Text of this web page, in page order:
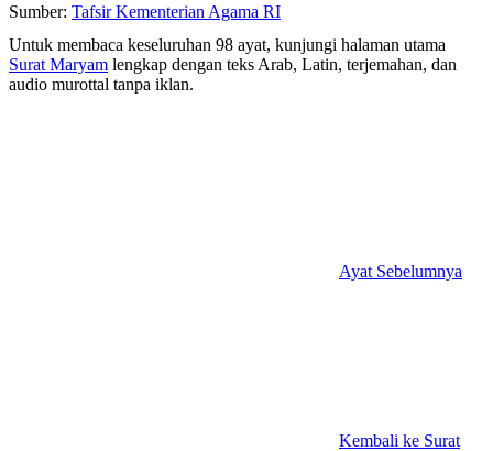
Sumber: Tafsir Kementerian Agama RI
Untuk membaca keseluruhan 98 ayat, kunjungi halaman utama
Surat Maryam lengkap dengan teks Arab, Latin, terjemahan, dan
audio murottal tanpa iklan.
Ayat Sebelumnya
Kembali ke Surat